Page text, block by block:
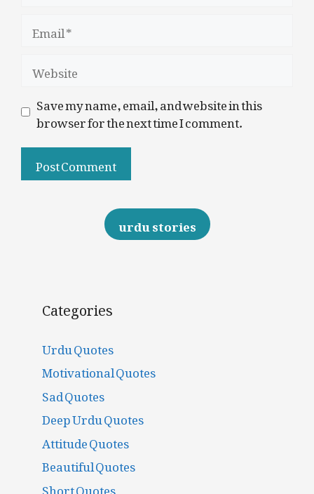
Email
Website
Save my name, email, and website in this
browser for the next time I comment.
urdu stories
Categories
Urdu Quotes
Motivational Quotes
Sad Quotes
Deep Urdu Quotes
Attitude Quotes
Beautiful Quotes
Short Quotes